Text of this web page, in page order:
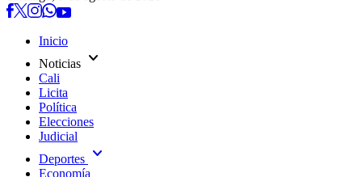
Inicio
Noticias expand_more
Cali
Licita
Política
Elecciones
Judicial
Deportes expand_more
Economía